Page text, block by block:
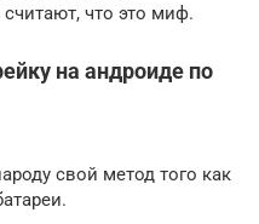
что это миф.
на андроиде по
свой метод того как